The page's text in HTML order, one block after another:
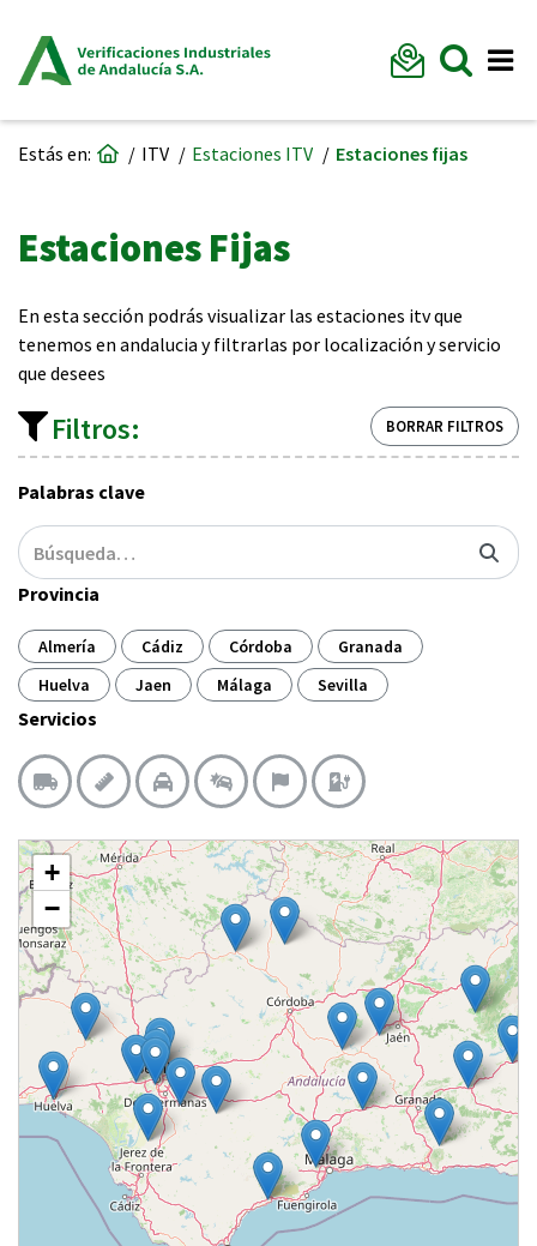
Estás en: Ir a página de inicio
ITV Estaciones ITV Estaciones fijas
Estaciones Fijas
En esta sección podrás visualizar las estaciones itv que
tenemos en andalucia y filtrarlas por localización y servicio
que desees
Filtros: BORRAR FILTROS
Palabras clave
Provincia
Almería Cádiz Córdoba
Granada
Huelva
Jaen Málaga Sevilla
Servicios
+
−